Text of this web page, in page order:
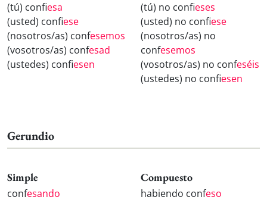
(tú) confiesa
(usted) confiese
(nosotros/as) confesemos
(vosotros/as) confesad
(ustedes) confiesen
(tú) no confieses
(usted) no confiese
(nosotros/as) no
confesemos
(vosotros/as) no confeséis
(ustedes) no confiesen
Gerundio
Simple
confesando
Compuesto
habiendo confeso